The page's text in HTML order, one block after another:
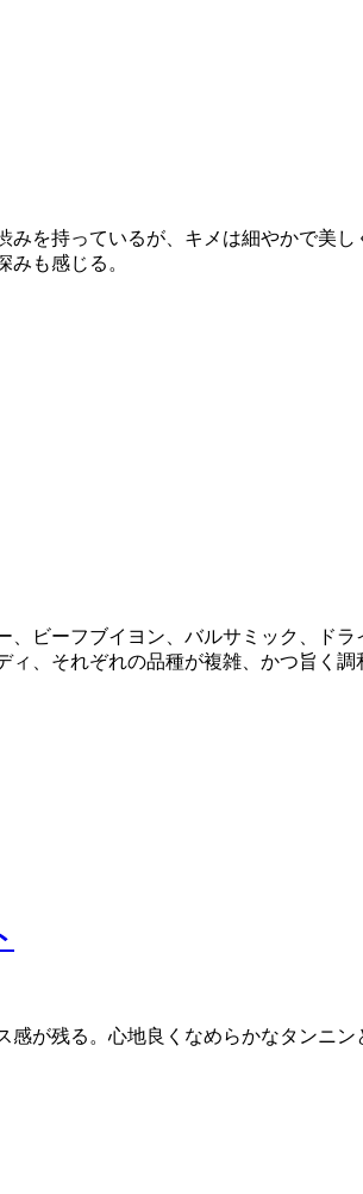
を持っているが、キメは細やかで美
も感じる。
ビーフブイヨン、バルサミック、ド
、それぞれの品種が複雑、かつ旨く調
が残る。心地良くなめらかなタンニ